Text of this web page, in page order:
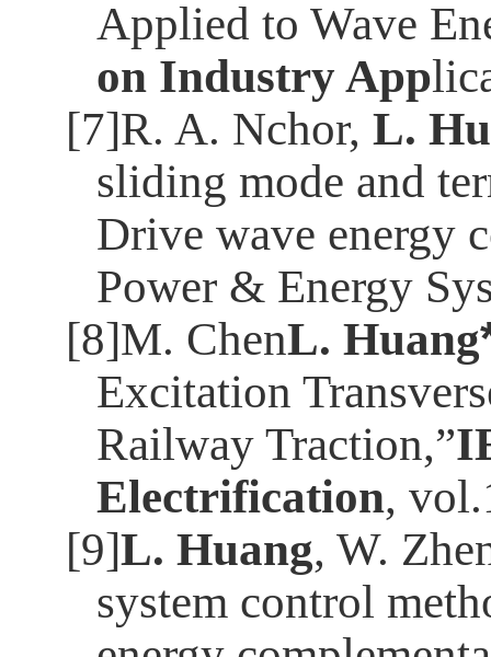
Applied to Wave
on Industry App
[7]R. A. Nchor, L.
sliding mode and
Drive wave energy
Power & Energy
[8]M. ChenL. Huang
Excitation
Railway Traction,”
Electrification,
[9]L. Huang, W.
system control